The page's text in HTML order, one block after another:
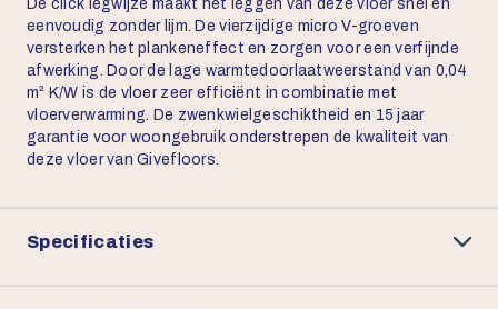
De click legwijze maakt het leggen van deze vloer snel en
eenvoudig zonder lijm. De vierzijdige micro V-groeven
versterken het plankeneffect en zorgen voor een verfijnde
afwerking. Door de lage warmtedoorlaatweerstand van 0,04
m² K/W is de vloer zeer efficiënt in combinatie met
vloerverwarming. De zwenkwielgeschiktheid en 15 jaar
garantie voor woongebruik onderstrepen de kwaliteit van
deze vloer van Givefloors.
Specificaties